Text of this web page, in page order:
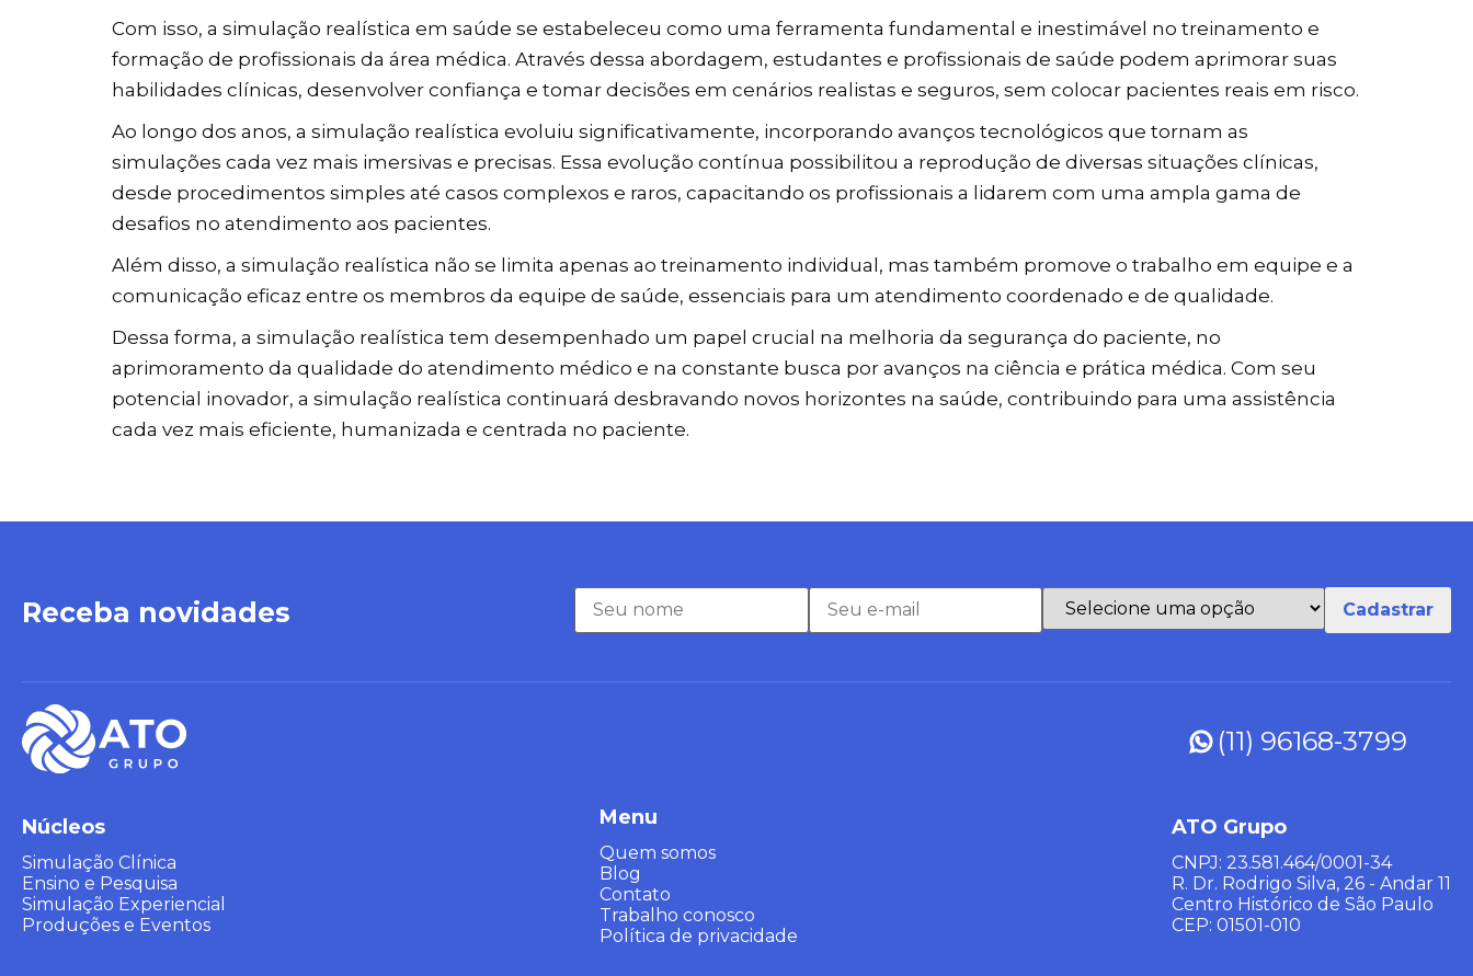
Com isso, a simulação realística em saúde se estabeleceu como uma ferramenta fundamental e inestimável no treinamento e
formação de profissionais da área médica. Através dessa abordagem, estudantes e profissionais de saúde podem aprimorar suas
habilidades clínicas, desenvolver confiança e tomar decisões em cenários realistas e seguros, sem colocar pacientes reais em risco.
Ao longo dos anos, a simulação realística evoluiu significativamente, incorporando avanços tecnológicos que tornam as
simulações cada vez mais imersivas e precisas. Essa evolução contínua possibilitou a reprodução de diversas situações clínicas,
desde procedimentos simples até casos complexos e raros, capacitando os profissionais a lidarem com uma ampla gama de
desafios no atendimento aos pacientes.
Além disso, a simulação realística não se limita apenas ao treinamento individual, mas também promove o trabalho em equipe e a
comunicação eficaz entre os membros da equipe de saúde, essenciais para um atendimento coordenado e de qualidade.
Dessa forma, a simulação realística tem desempenhado um papel crucial na melhoria da segurança do paciente, no
aprimoramento da qualidade do atendimento médico e na constante busca por avanços na ciência e prática médica. Com seu
potencial inovador, a simulação realística continuará desbravando novos horizontes na saúde, contribuindo para uma assistência
cada vez mais eficiente, humanizada e centrada no paciente.
Receba novidades
(11) 96168-3799
Núcleos
Simulação Clínica
Ensino e Pesquisa
Simulação Experiencial
Produções e Eventos
Menu
Quem somos
Blog
Contato
Trabalho conosco
Política de privacidade
ATO Grupo
CNPJ: 23.581.464/0001-34
R. Dr. Rodrigo Silva, 26 - Andar 11
Centro Histórico de São Paulo
CEP: 01501-010